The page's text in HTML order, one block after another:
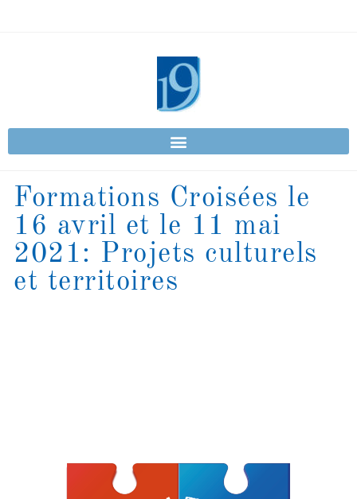
Formations Croisées le
16 avril et le 11 mai
2021: Projets culturels
et territoires